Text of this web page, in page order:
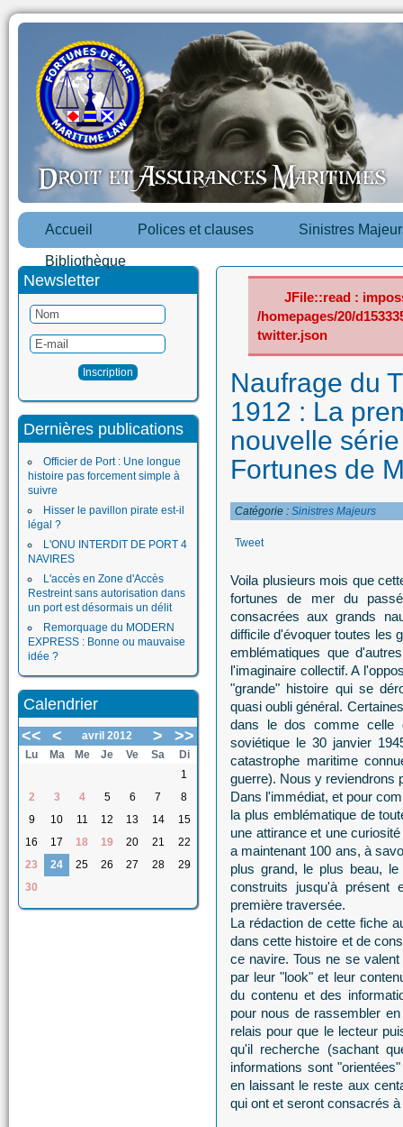
Accueil Polices et clauses Sinistres
Bibliothèque
Newsletter
Dernières publications
Officier de Port : Une longue
histoire pas forcement simple à
suivre
Hisser le pavillon pirate est-il
légal ?
L'ONU INTERDIT DE PORT 4
NAVIRES
L'accès en Zone d'Accès
Restreint sans autorisation dans
un port est désormais un délit
Remorquage du MODERN
EXPRESS : Bonne ou mauvaise
idée ?
Calendrier
<<
< avril 2012 > >>
Lu Ma Me Je Ve Sa
Di
1
2
3 4 5 6 7
8
9
10 11 12 13 14
15
16
17 18 19 20 21
22
23
24 25 26 27 28
29
30
JFile::read :
/homepages/20/
twitter.json
Naufrage du
1912 : La
nouvelle
Fortunes de
Catégorie : Sinistres Majeurs
Tweet
Voila plusieurs mois que
fortunes de mer du
consacrées aux grands
difficile d'évoquer toutes les
emblématiques que
l'imaginaire collectif. A
"grande" histoire qui se
quasi oubli général.
dans le dos comme celle
soviétique le 30 janvier
catastrophe maritime
guerre). Nous y reviendrons
Dans l'immédiat, et pour
la plus emblématique de
une attirance et une
a maintenant 100 ans, à
plus grand, le plus beau,
construits jusqu'à
première traversée.
La rédaction de cette fiche
dans cette histoire et de
ce navire. Tous ne se
par leur "look" et leur
du contenu et des
pour nous de rassembler
relais pour que le lecteur
qu'il recherche (sachant
informations sont
en laissant le reste aux
qui ont et seront consacrés